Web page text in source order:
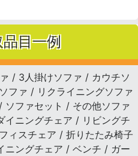
目一例
/ 3人掛けソファ / カウチソ
ファ / リクライニングソファ
ファセット / その他ソファ
ニングチェア / リビングチ
ィスチェア / 折りたたみ椅子
ニングチェア / ベンチ / ガー